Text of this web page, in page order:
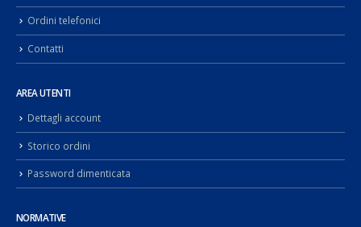
Ordini telefonici
Contatti
AREA UTENTI
Dettagli account
Storico ordini
Password dimenticata
NORMATIVE